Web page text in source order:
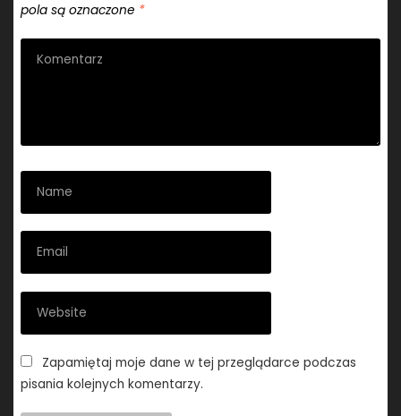
pola są oznaczone *
Zapamiętaj moje dane w tej przeglądarce podczas
pisania kolejnych komentarzy.